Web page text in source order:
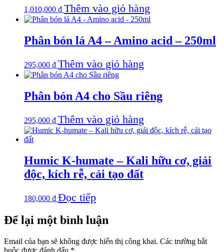
1,010,000 ₫ Thêm vào giỏ hàng
Phân bón lá A4 – Amino acid – 250ml
295,000 ₫ Thêm vào giỏ hàng
Phân bón A4 cho Sầu riêng
295,000 ₫ Thêm vào giỏ hàng
Humic K-humate – Kali hữu cơ, giải
độc, kích rễ, cải tạo đất
180,000 ₫ Đọc tiếp
Để lại một bình luận
Email của bạn sẽ không được hiển thị công khai. Các trường bắt